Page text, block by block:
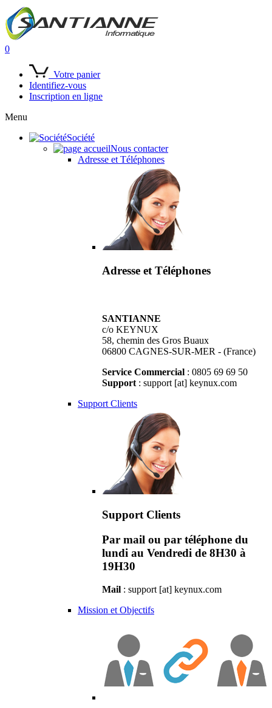
0
Votre panier
Identifiez-vous
Inscription en ligne
Menu
Société
Nous contacter
Adresse et Téléphones
Adresse et Téléphones
SANTIANNE
c/o KEYNUX
58, chemin des Gros Buaux
06800 CAGNES-SUR-MER - (France)
Service Commercial : 0805 69 69 50
Support : support [at] keynux.com
Support Clients
Support Clients
Par mail ou par téléphone du
lundi au Vendredi de 8H30 à
19H30
Mail : support [at] keynux.com
Mission et Objectifs